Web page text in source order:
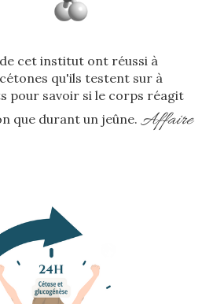
cet institut ont réussi à
qu'ils testent sur à
pour savoir si le corps réagit
que durant un jeûne. Affaire